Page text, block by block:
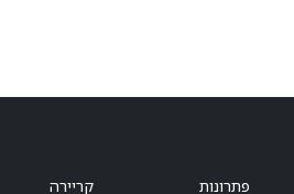
פתרונות
קריירה